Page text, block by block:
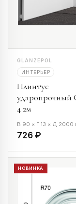
GLANZEPOL
ИНТЕРЬЕР
Плинтус
ударопрочный
4 2м
В 90 × Г 13 × Д 2000
726 ₽
НОВИНКА